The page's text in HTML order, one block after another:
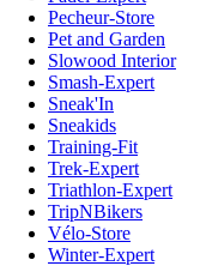
Pecheur-Store
Pet and Garden
Slowood Interior
Smash-Expert
Sneak'In
Sneakids
Training-Fit
Trek-Expert
Triathlon-Expert
TripNBikers
Vélo-Store
Winter-Expert